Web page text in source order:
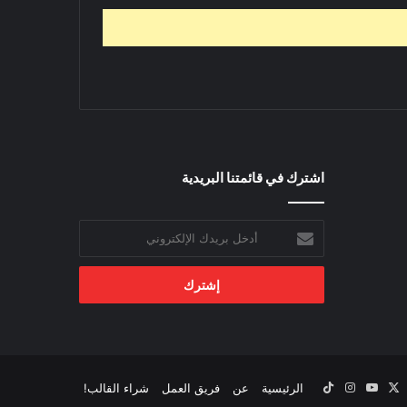
اشترك في قائمتنا البريدية
بريدك
الإلكتروني
الرئيسية عن فريق العمل شراء القالب! ‫YouTubeانستقرام‫TikTok